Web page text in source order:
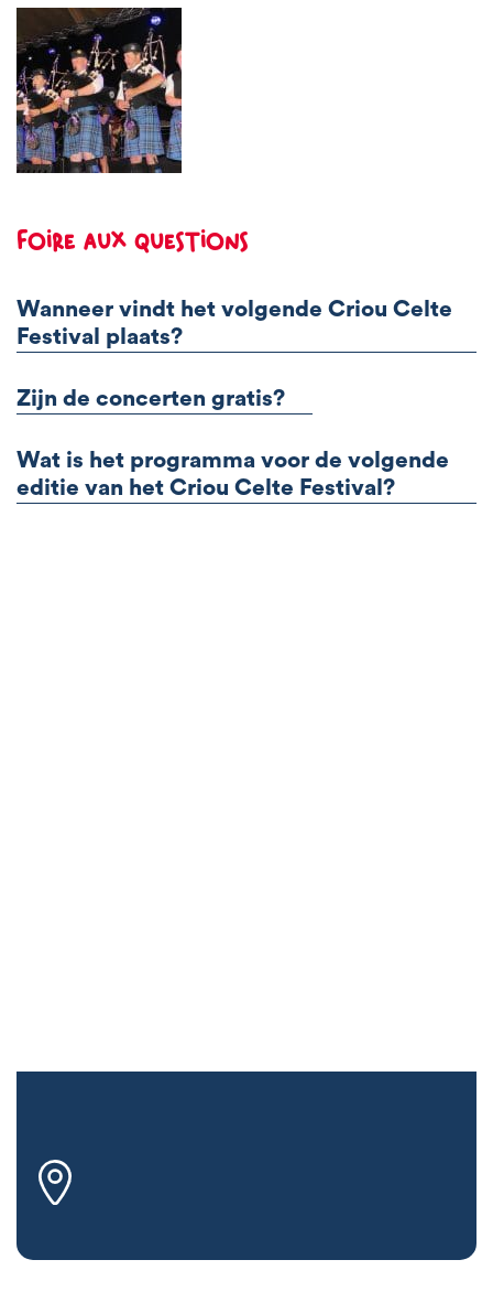
Foire aux questions
Wanneer vindt het volgende Criou Celte
Festival plaats?
Zijn de concerten gratis?
Wat is het programma voor de volgende
editie van het Criou Celte Festival?